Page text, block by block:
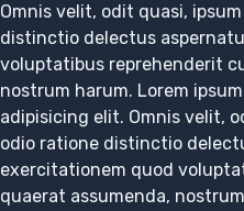
Omnis velit, odit quasi,
distinctio delectus
voluptatibus reprehenderit
nostrum harum. Lorem
adipisicing elit. Omnis velit,
odio ratione distinctio
exercitationem quod
quaerat assumenda,